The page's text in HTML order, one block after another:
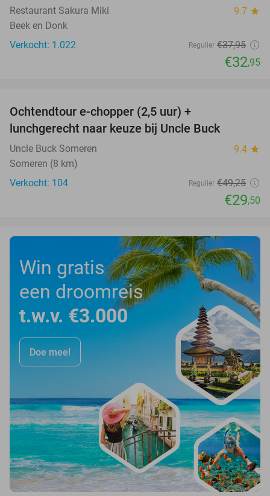
Restaurant Sakura Miki 9.7 star
Beek en Donk
Verkocht: 1.022
Regulier €37,95
€32,95
Ochtendtour e-chopper (2,5 uur) +
lunchgerecht naar keuze bij Uncle Buck
Uncle Buck Someren 9.4 star
Someren (8 km)
Verkocht: 104
Regulier €49,25
€29,50
Win gratis
een droomreis
t.w.v. €3.000
Doe mee!